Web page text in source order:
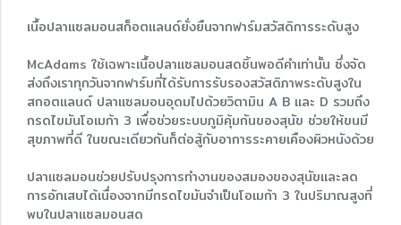
เนื้อปลาแซลมอนสก็อตแลนด์ยั่งยืนจากฟาร์มสวัสดิการระดับสูง
McAdams ใช้เฉพาะเนื้อปลาแซลมอนสดชิ้นพอดีคำเท่านั้น ซึ่งจัด
ส่งถึงเราทุกวันจากฟาร์มที่ได้รับการรับรองสวัสดิภาพระดับสูงใน
สกอตแลนด์ ปลาแซลมอนอุดมไปด้วยวิตามิน A B และ D รวมถึง
กรดไขมันโอเมก้า 3 เพื่อช่วยระบบภูมิคุ้มกันของสุนัข ช่วยให้ขนมี
สุขภาพที่ดี ในขณะเดียวกันก็ต่อสู้กับอาการระคายเคืองผิวหนังด้วย
ปลาแซลมอนช่วยปรับปรุงการทำงานของสมองของสุนัขและลด
การอักเสบได้เนื่องจากมีกรดไขมันจำเป็นโอเมก้า 3 ในปริมาณสูงที่
พบในปลาแซลมอนสด